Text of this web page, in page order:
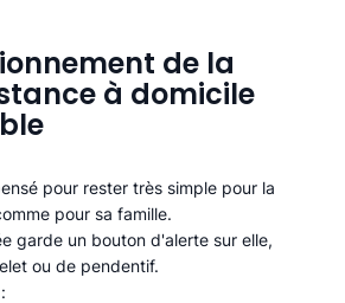
de la
à domicile
pour rester très simple pour la
pour sa famille.
garde un bouton d'alerte sur elle,
ou de pendentif.